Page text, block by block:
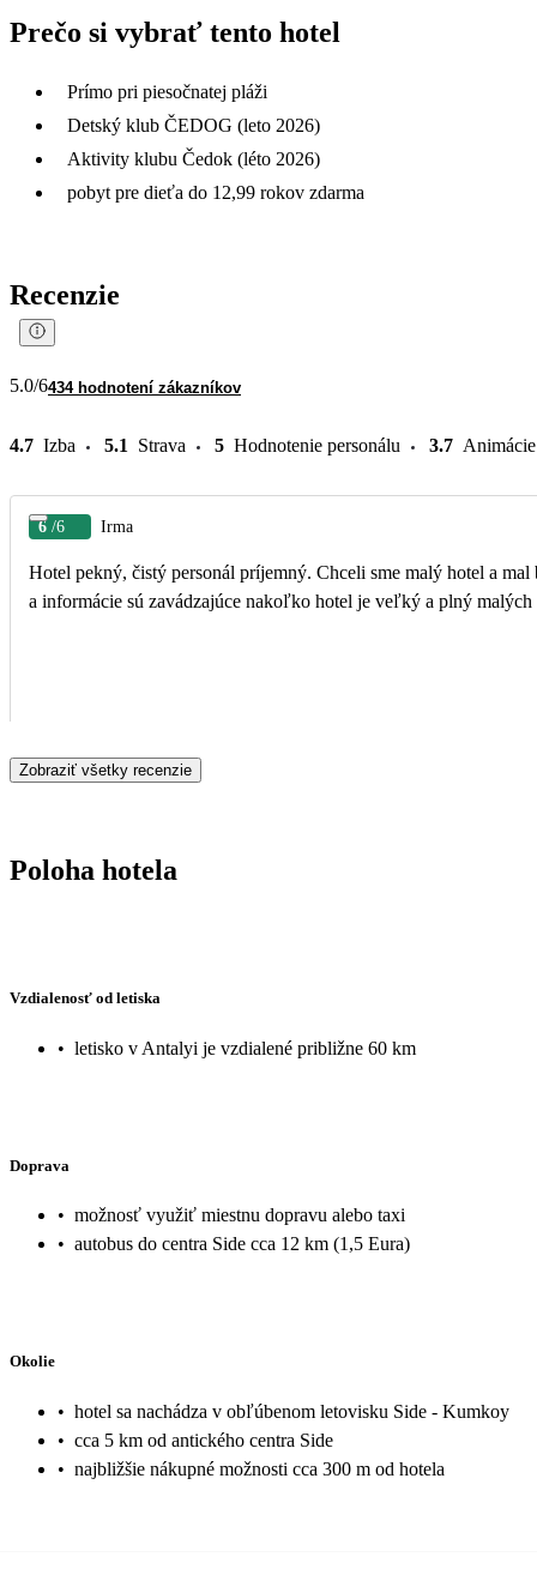
Prečo si vybrať tento hotel
Prímo pri piesočnatej pláži
Detský klub ČEDOG (leto 2026)
Aktivity klubu Čedok (léto 2026)
pobyt pre dieťa do 12,99 rokov zdarma
Recenzie
5.0/6434 hodnotení zákazníkov
4.7 Izba 5.1 Strava 5 Hodnotenie personálu 3.7 Animácie
6 /6 Irma
Hotel pekný, čistý personál príjemný. Chceli sme malý hotel a mal byť 16+ takže sme boli sklamaný
a informácie sú zavádzajúce nakoľko hotel je veľký a plný malých
Zobraziť všetky recenzie
Poloha hotela
Vzdialenosť od letiska
• letisko v Antalyi je vzdialené približne 60 km
Doprava
• možnosť využiť miestnu dopravu alebo taxi
• autobus do centra Side cca 12 km (1,5 Eura)
Okolie
• hotel sa nachádza v obľúbenom letovisku Side - Kumkoy
• cca 5 km od antického centra Side
• najbližšie nákupné možnosti cca 300 m od hotela